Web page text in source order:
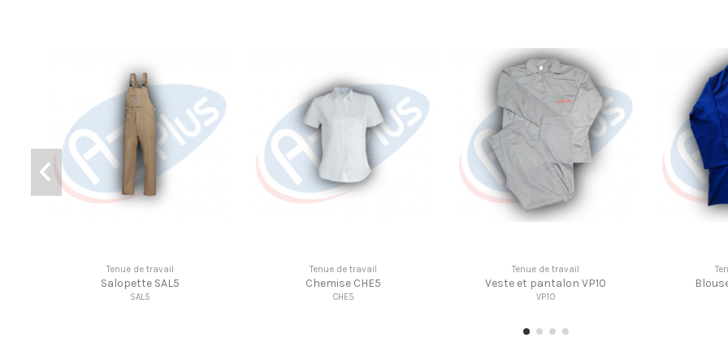
Tenue de travail
Polo P7
Tenue de travail
T-shirt T14
Tenue de travail
T-shirt T11
Tenue de travail
Blouse de travail